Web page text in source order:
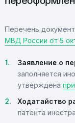
Перечень
МВД России от 5
Заявление о
заполняется
утверждена
Ходатайство
патента